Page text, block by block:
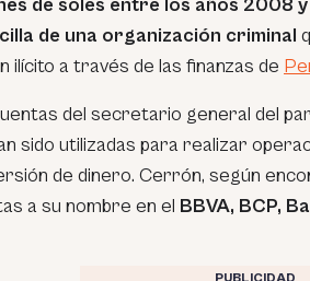
de soles entre los años 2008
de una organización criminal
ilícito a través de las finanzas de
del secretario general del
sido utilizadas para realizar
de dinero. Cerrón, según
a su nombre en el BBVA, BCP,